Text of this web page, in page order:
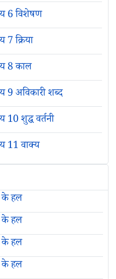
6 विशेषण
7 क्रिया
8 काल
9 अविकारी शब्द
10 शुद्ध वर्तनी
11 वाक्य
के हल
के हल
के हल
के हल